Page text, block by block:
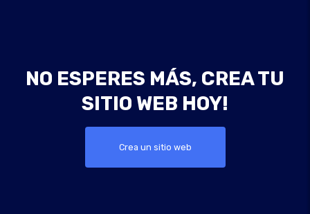
NO ESPERES MÁS, CREA TU
SITIO WEB HOY!
Crea un sitio web